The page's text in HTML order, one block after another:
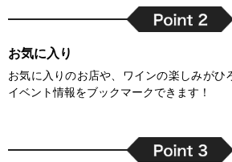
お気に入り
お気に入りのお店や、ワインの楽しみがひ
イベント情報をブックマークできます！